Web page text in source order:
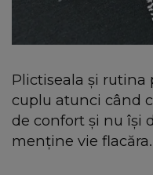
Plictiseala și
cuplu atunci când
de confort și nu își
menține vie flacăra.